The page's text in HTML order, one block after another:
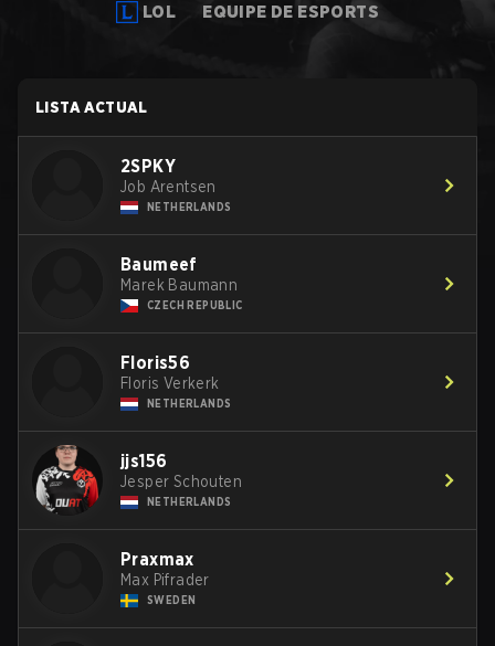
LOL EQUIPE DE ESPORTS
LISTA ACTUAL
2SPKY
Job Arentsen
NETHERLANDS
Baumeef
Marek Baumann
CZECH REPUBLIC
Floris56
Floris Verkerk
NETHERLANDS
jjs156
Jesper Schouten
NETHERLANDS
Praxmax
Max Pifrader
SWEDEN